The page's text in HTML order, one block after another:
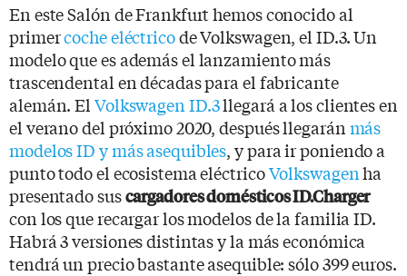
En este Salón de Frankfurt hemos conocido al
primercoche eléctricode Volkswagen, el ID.3. Un
modelo que es además el lanzamiento más
trascendental en décadas para el fabricante
alemán. El Volkswagen ID.3llegará a los clientes en
el verano del próximo 2020, después llegaránmás
modelos ID y más asequibles, y para ir poniendo a
punto todo el ecosistema eléctricoVolkswagenha
presentado suscargadores domésticos ID.Charger
con los que recargar los modelos de la familia ID.
Habrá 3 versiones distintas y la más económica
tendrá un precio bastante asequible: sólo 399 euros.